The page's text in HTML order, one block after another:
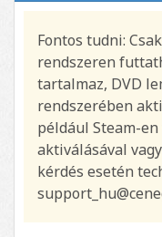
Fontos tudni:
rendszeren
tartalmaz, DVD
rendszerében
például Steam-en
aktiválásával
kérdés esetén